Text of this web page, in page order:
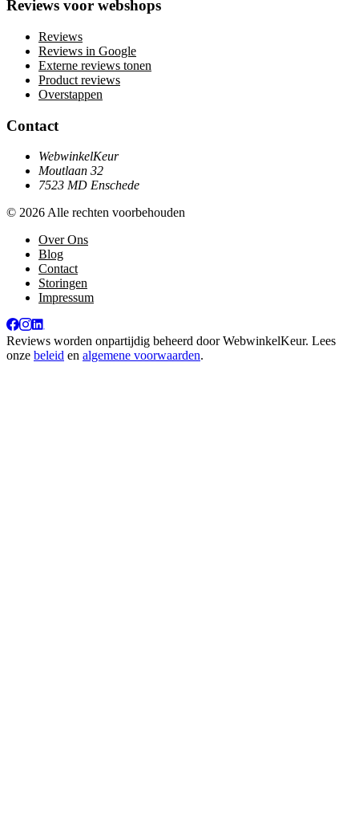
Reviews voor webshops
Reviews
Reviews in Google
Externe reviews tonen
Product reviews
Overstappen
Contact
WebwinkelKeur
Moutlaan 32
7523 MD Enschede
© 2026 Alle rechten voorbehouden
Over Ons
Blog
Contact
Storingen
Impressum
Reviews worden onpartijdig beheerd doorWebwinkelKeur. Lees
onze beleid en algemene voorwaarden.